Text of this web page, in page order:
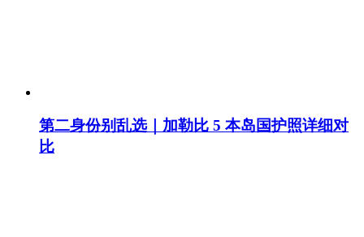
第二身份别乱选｜加勒比 5 本岛国护照详细对
比